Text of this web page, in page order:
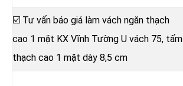
☑️ Tư vấn báo giá làm vách ngăn thạch
cao 1 mặt KX Vĩnh Tường U vách 75, tấm
thạch cao 1 mặt dày 8,5 cm